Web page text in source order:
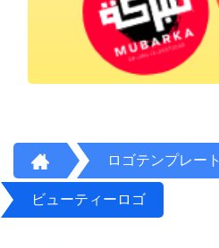
ロゴテンプレート
ビューティーロゴ